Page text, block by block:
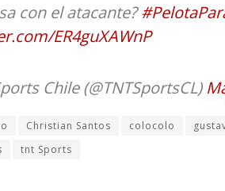
con el atacante?
ER4guXAWnP
Chile (@TNTSportsCL)
Christian Santos colocolo
tnt Sports